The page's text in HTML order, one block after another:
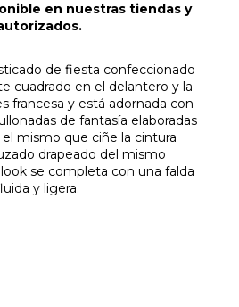
en nuestras tiendas y
de fiesta confeccionado
cuadrado en el delantero y la
francesa y está adornada con
de fantasía elaboradas
mismo que ciñe la cintura
drapeado del mismo
se completa con una falda
y ligera.